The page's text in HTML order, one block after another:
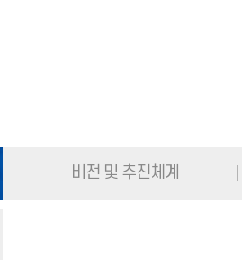
비전 및 추진체계